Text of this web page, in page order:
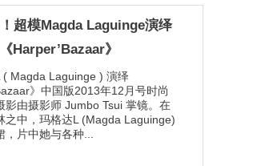
超模Magda Laguinge演绎
《Harper’Bazaar》
( Magda Laguinge ) 演绎
》中国版2013年12月号时尚
影由摄影师 Jumbo Tsui 掌镜。在
之中，玛格达L (Magda Laguinge)
片中她与各种...